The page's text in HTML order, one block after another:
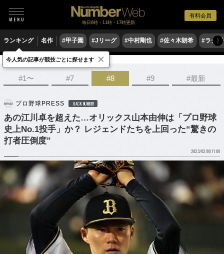
有料会員
毎日6時・11時・17時更新
ランキング 名作 #甲子園 #Jリーグ #中村剛也 #佐々木朗希 #ラグ〉
野球 プロ野球 侍ジャパン
#1〜 #7 #8 #9 #最新
プロ野球PRESS BACK NUMBER
あの江川卓を超えた…オリックス山本由伸は「プロ野球
史上No.1投手」か？ レジェンドたちを上回った“驚きの
打者圧倒度”
2023/02/09 11:00
今人気の記事が競技ごとに探せます ×